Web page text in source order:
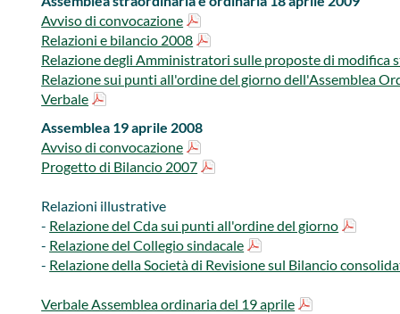
Avviso di convocazione
Relazioni e bilancio 2008
Relazione degli Amministratori sulle proposte di modifica
Relazione sui punti all'ordine del giorno dell'Assemblea
Verbale
Assemblea 19 aprile 2008
Avviso di convocazione
Progetto di Bilancio 2007
Relazioni illustrative
- Relazione del Cda sui punti all'ordine del giorno
- Relazione del Collegio sindacale
- Relazione della Società di Revisione sul Bilancio
Verbale Assemblea ordinaria del 19 aprile